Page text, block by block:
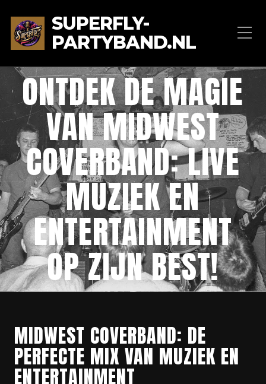
SUPERFLY-
PARTYBAND.NL
ONTDEK DE MAGIE
VAN MIDWEST
COVERBAND: LIVE
MUZIEK EN
ENTERTAINMENT
OP ZIJN BEST!
MIDWEST COVERBAND: DE
PERFECTE MIX VAN MUZIEK EN
ENTERTAINMENT